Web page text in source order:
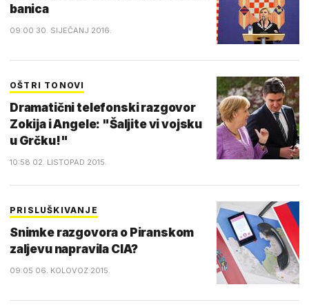
banica
09:00 30. SIJEČANJ 2016.
OŠTRI TONOVI
Dramatični telefonski razgovor
Zokija i Angele: "Šaljite vi vojsku
u Grčku!"
10:58 02. LISTOPAD 2015.
PRISLUŠKIVANJE
Snimke razgovora o Piranskom
zaljevu napravila CIA?
09:05 06. KOLOVOZ 2015.